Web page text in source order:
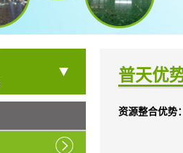
普天优
资源整合优势：